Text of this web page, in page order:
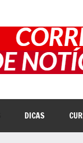
DICAS